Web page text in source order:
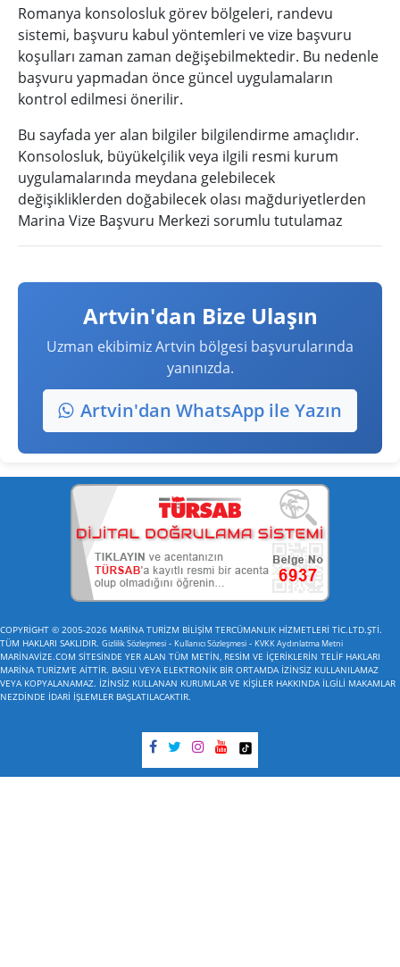
Romanya konsolosluk görev bölgeleri, randevu
sistemi, başvuru kabul yöntemleri ve vize başvuru
koşulları zaman zaman değişebilmektedir. Bu nedenle
başvuru yapmadan önce güncel uygulamaların
kontrol edilmesi önerilir.
Bu sayfada yer alan bilgiler bilgilendirme amaçlıdır.
Konsolosluk, büyükelçilik veya ilgili resmi kurum
uygulamalarında meydana gelebilecek
değişikliklerden doğabilecek olası mağduriyetlerden
Marina Vize Başvuru Merkezi sorumlu tutulamaz
Artvin'dan Bize Ulaşın
Uzman ekibimiz Artvin bölgesi başvurularında
yanınızda.
Artvin'dan WhatsApp ile Yazın
COPYRİGHT © 2005-2026 MARİNA TURİZM BİLİŞİM TERCÜMANLIK HİZMETLERİ TİC.LTD.ŞTİ.
TÜM HAKLARI SAKLIDIR. Gizlilik Sözleşmesi - Kullanıcı Sözleşmesi - KVKK Aydınlatma Metni
MARİNAVİZE.COM SİTESİNDE YER ALAN TÜM METİN, RESİM VE İÇERİKLERİN TELİF HAKLARI
MARİNA TURİZM'E AİTTİR. BASILI VEYA ELEKTRONİK BİR ORTAMDA İZİNSİZ KULLANILAMAZ
VEYA KOPYALANAMAZ. İZİNSİZ KULLANAN KURUMLAR VE KİŞİLER HAKKINDA İLGİLİ MAKAMLAR
NEZDİNDE İDARİ İŞLEMLER BAŞLATILACAKTIR.